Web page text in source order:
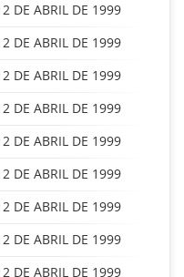
DE ABRIL DE 1999
DE ABRIL DE 1999
DE ABRIL DE 1999
DE ABRIL DE 1999
DE ABRIL DE 1999
DE ABRIL DE 1999
DE ABRIL DE 1999
DE ABRIL DE 1999
DE ABRIL DE 1999